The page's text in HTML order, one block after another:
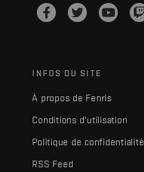
INFOS DU SITE
À propos de Fenris
Conditions d'utilisation
Politique de confidentialité
RSS Feed